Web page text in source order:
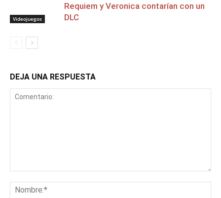
Videojuegos
Requiem y Veronica contarían con un
DLC
DEJA UNA RESPUESTA